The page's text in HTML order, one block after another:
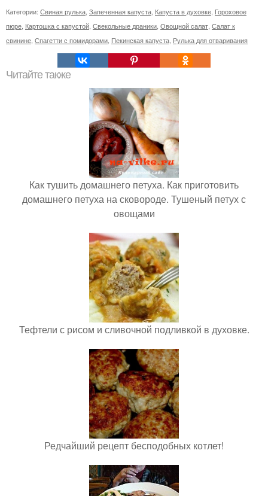
Категории: Свиная рулька Запеченная капуста Капуста в духовке Гороховое
пюре Картошка с капустой Свекольные драники Овощной салат Салат к
свинине Спагетти с помидорами Пекинская капуста Рулька для отваривания
Читайте также
Как тушить домашнего петуха. Как приготовить
домашнего петуха на сковороде. Тушеный петух с
овощами
Тефтели с рисом и сливочной подливкой в духовке.
Редчайший рецепт бесподобных котлет!